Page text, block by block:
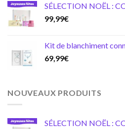
SÉLECTION NOËL :
99,99€
Kit de blanchiment
69,99€
NOUVEAUX PRODUITS
SÉLECTION NOËL :